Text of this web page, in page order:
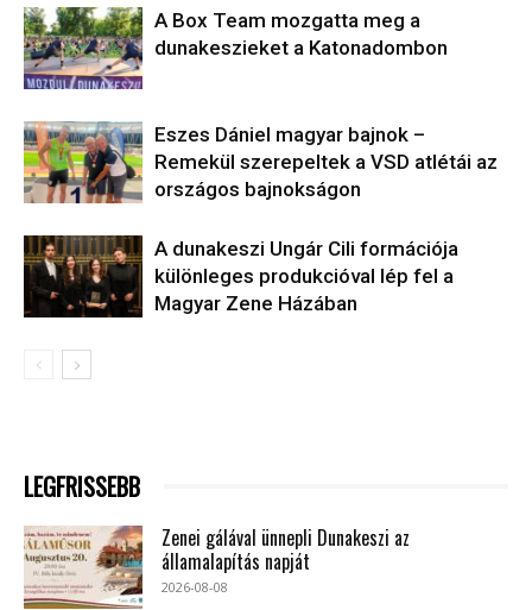
A Box Team mozgatta meg a
dunakeszieket a Katonadombon
Eszes Dániel magyar bajnok –
Remekül szerepeltek a VSD atlétái az
országos bajnokságon
A dunakeszi Ungár Cili formációja
különleges produkcióval lép fel a
Magyar Zene Házában
LEGFRISSEBB
Zenei gálával ünnepli Dunakeszi az
államalapítás napját
2026-08-08